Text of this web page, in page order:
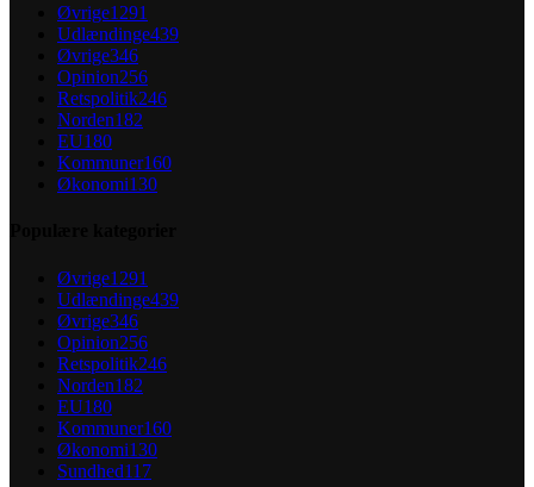
Øvrige1291
Udlændinge439
Øvrige346
Opinion256
Retspolitik246
Norden182
EU180
Kommuner160
Økonomi130
Øvrige1291
Udlændinge439
Øvrige346
Opinion256
Retspolitik246
Norden182
EU180
Kommuner160
Økonomi130
Sundhed117